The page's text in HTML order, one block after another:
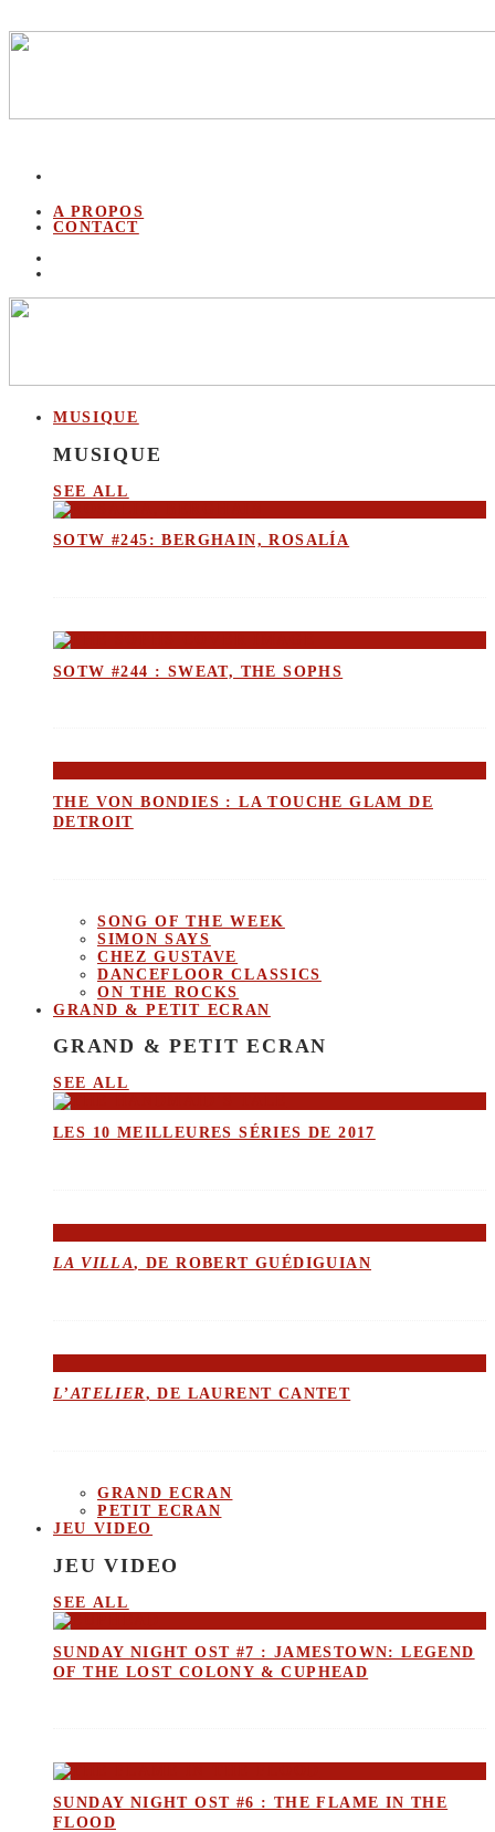
A PROPOS
CONTACT
MUSIQUE
MUSIQUE
SEE ALL
SOTW #245: BERGHAIN, ROSALÍA
SOTW #244 : SWEAT, THE SOPHS
THE VON BONDIES : LA TOUCHE GLAM DE
DETROIT
SONG OF THE WEEK
SIMON SAYS
CHEZ GUSTAVE
DANCEFLOOR CLASSICS
ON THE ROCKS
GRAND & PETIT ECRAN
GRAND & PETIT ECRAN
SEE ALL
LES 10 MEILLEURES SÉRIES DE 2017
LA VILLA, DE ROBERT GUÉDIGUIAN
L’ATELIER, DE LAURENT CANTET
GRAND ECRAN
PETIT ECRAN
JEU VIDEO
JEU VIDEO
SEE ALL
SUNDAY NIGHT OST #7 : JAMESTOWN: LEGEND
OF THE LOST COLONY & CUPHEAD
SUNDAY NIGHT OST #6 : THE FLAME IN THE
FLOOD